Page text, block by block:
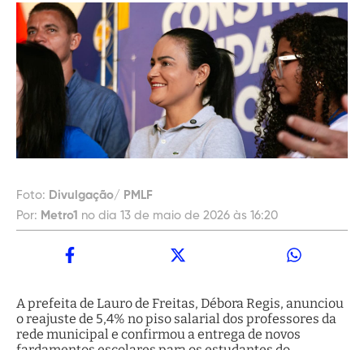
Foto: Divulgação/ PMLF
Por: Metro1 no dia 13 de maio de 2026 às 16:20
A prefeita de Lauro de Freitas, Débora Regis, anunciou
o reajuste de 5,4% no piso salarial dos professores da
rede municipal e confirmou a entrega de novos